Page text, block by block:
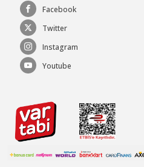
Facebook
Twitter
Instagram
Youtube